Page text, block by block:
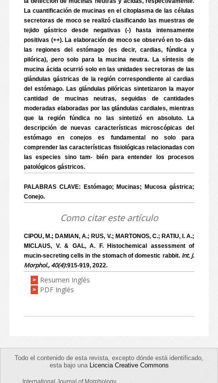
La cuantificación de mucinas en el citoplasma de las células
secretoras de moco se realizó clasificando las muestras de
tejido gástrico desde negativas (-) hasta intensamente
positivas (++). La elaboración de moco se observó en to- das
las regiones del estómago (es decir, cardias, fúndica y
pilórica), pero solo para la mucina neutra. La síntesis de
mucina ácida ocurrió solo en las unidades secretoras de las
glándulas gástricas de la región correspondiente al cardias
del estómago. Las glándulas pilóricas sintetizaron la mayor
cantidad de mucinas neutras, seguidas de cantidades
moderadas elaboradas por las glándulas cardiales, mientras
que la región fúndica no las sintetizó en absoluto. La
descripción de nuevas características microscópicas del
estómago en conejos es fundamental no solo para
comprender las características fisiológicas relacionadas con
las especies sino tam- bién para entender los procesos
patológicos gástricos.
PALABRAS CLAVE: Estómago; Mucinas; Mucosa gástrica;
Conejo.
Como citar este artículo
CIPOU, M.; DAMIAN, A.; RUS, V.; MARTONOS, C.; RATIU, I. A.;
MICLAUS, V. & GAL, A. F. Histochemical assessment of
mucin-secreting cells in the stomach of domestic rabbit. Int. J.
Morphol., 40(4):915-919, 2022.
> Resumen Inglés
> PDF Inglés
Todo el contenido de esta revista, excepto dónde está identificado,
esta bajo una Licencia Creative Commons
International Journal of Morphology